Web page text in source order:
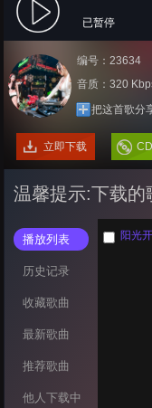
已暂停
编号：23634
音质：320
把这首歌分
立即下载
温馨提示:下载的
播放列表
历史记录
收藏歌曲
最新歌曲
推荐歌曲
他人下载中
阳光